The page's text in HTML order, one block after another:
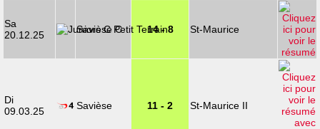
Sa
20.12.25
Savièse C 14 - 8 St-Maurice
Di
09.03.25
Savièse 11 - 2 St-Maurice II